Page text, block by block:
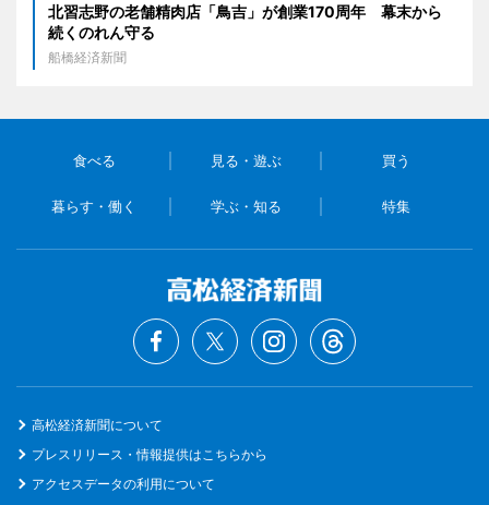
北習志野の老舗精肉店「鳥吉」が創業170周年 幕末から
続くのれん守る
船橋経済新聞
食べる 見る・遊ぶ 買う
暮らす・働く 学ぶ・知る 特集
高松経済新聞について
プレスリリース・情報提供はこちらから
アクセスデータの利用について